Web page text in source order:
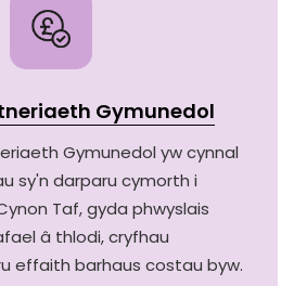
Gymunedol
Gymunedol yw cynnal
sy'n darparu cymorth i
Taf, gyda phwyslais
â thlodi, cryfhau
effaith barhaus costau byw.